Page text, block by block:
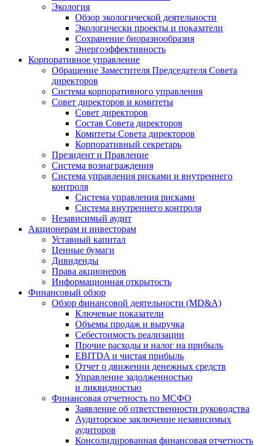
Экология
Обзор экологической деятельности
Экологически проекты и показатели
Сохранение биоразнообразия
Энергоэффективность
Корпоративное управление
Обращение Заместителя Председателя Совета
директоров
Система корпоративного управления
Совет директоров и комитеты
Совет директоров
Состав Совета директоров
Комитеты Совета директоров
Корпоративный секретарь
Президент и Правление
Система вознаграждения
Система управления рисками и внутреннего
контроля
Система управления рисками
Система внутреннего контроля
Независимый аудит
Акционерам и инвесторам
Уставный капитал
Ценные бумаги
Дивиденды
Права акционеров
Информационная открытость
Финансовый обзор
Обзор финансовой деятельности (MD&A)
Ключевые показатели
Объемы продаж и выручка
Себестоимость реализации
Прочие расходы и налог на прибыль
EBITDA и чистая прибыль
Отчет о движении денежных средств
Управление задолженностью
и ликвидностью
Финансовая отчетность по МСФО
Заявление об ответственности руководства
Аудиторское заключение независимых
аудиторов
Консолидированная финансовая отчетность